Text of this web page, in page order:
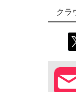
クラ